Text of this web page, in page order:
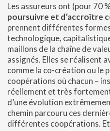
Les assureurs ont (pour 70
poursuivre et d’accroître
prennent différentes
technologique,
maillons de la chaîne de
assignés. Elles se réalisent
comme la co-création ou le
coopérations où chacun –
réellement et très fortement
d’une évolution
chemin parcouru ces
différentes coopérations. Et